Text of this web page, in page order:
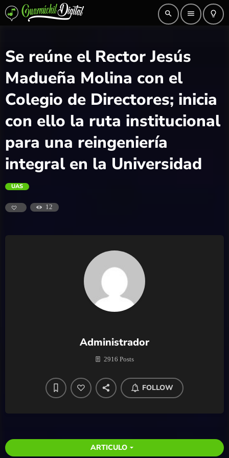
search menu lightbulb_outline
Se reúne el Rector Jesús
Madueña Molina con el
Colegio de Directores; inicia
con ello la ruta institucional
para una reingeniería
integral en la Universidad
UAS
12
Administrador
2916 Posts
FOLLOW
ARTICULO arrow_drop_down